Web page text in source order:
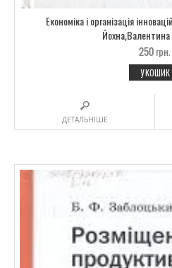
Економіка і організація
250грн.
У КОШИК
ДЕТАЛЬНІШЕ